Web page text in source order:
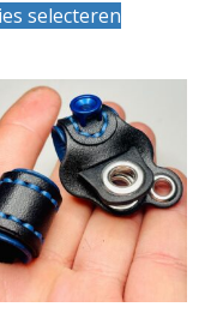
selecterenproduct
Deze
optie
kan
gekozen
worden
op
de